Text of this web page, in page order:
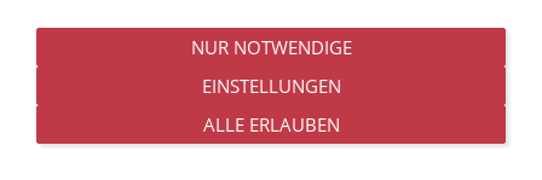
8) Recht auf Widerruf der datenschutzrechtlichen
Einwilligungserklärung
Sie haben das Recht, Ihre datenschutzrechtliche
Einwilligungserklärung jederzeit zu widerrufen. Durch
NUR NOTWENDIGE
EINSTELLUNGEN
ALLE ERLAUBEN